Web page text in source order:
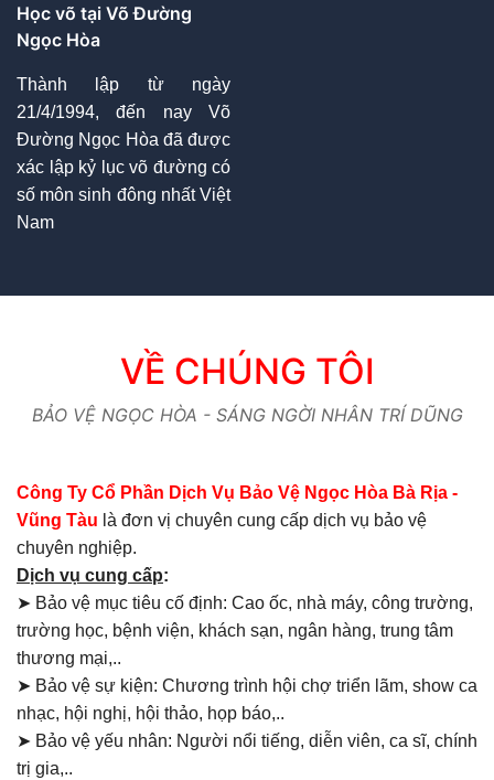
Học võ tại Võ Đường
Ngọc Hòa
Thành lập từ ngày
21/4/1994, đến nay Võ
Đường Ngọc Hòa đã được
xác lập kỷ lục võ đường có
số môn sinh đông nhất Việt
Nam
VỀ CHÚNG TÔI
BẢO VỆ NGỌC HÒA - SÁNG NGỜI NHÂN TRÍ DŨNG
Công Ty Cổ Phần Dịch Vụ Bảo Vệ Ngọc Hòa Bà Rịa -
Vũng Tàu là đơn vị chuyên cung cấp dịch vụ bảo vệ
chuyên nghiệp.
Dịch vụ cung cấp:
➤ Bảo vệ mục tiêu cố định: Cao ốc, nhà máy, công trường,
trường học, bệnh viện, khách sạn, ngân hàng, trung tâm
thương mại,..
➤ Bảo vệ sự kiện: Chương trình hội chợ triển lãm, show ca
nhạc, hội nghị, hội thảo, họp báo,..
➤ Bảo vệ yếu nhân: Người nổi tiếng, diễn viên, ca sĩ, chính
trị gia,..